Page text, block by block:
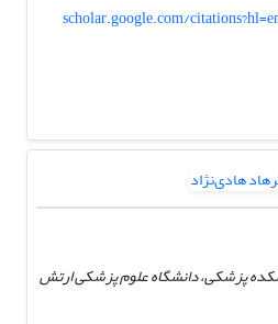
scholar.google.com/
پزشکی، دانشگاه علوم پزشکی ارتش